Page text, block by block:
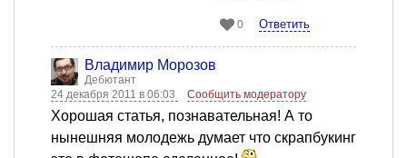
0 Ответить
Владимир Морозов
Дебютант
24 декабря 2011 в 06:03
Сообщить модератору
Хорошая статья, познавательная! А то
нынешняя молодежь думает что скрапбукинг